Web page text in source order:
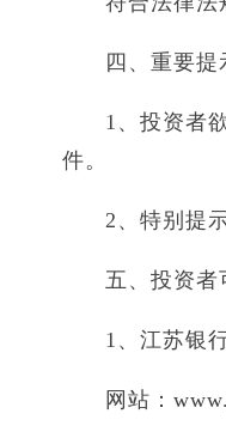
四、重要提
1、投资者
件。
2、特别提
五、投资者
1、江苏银
网站：